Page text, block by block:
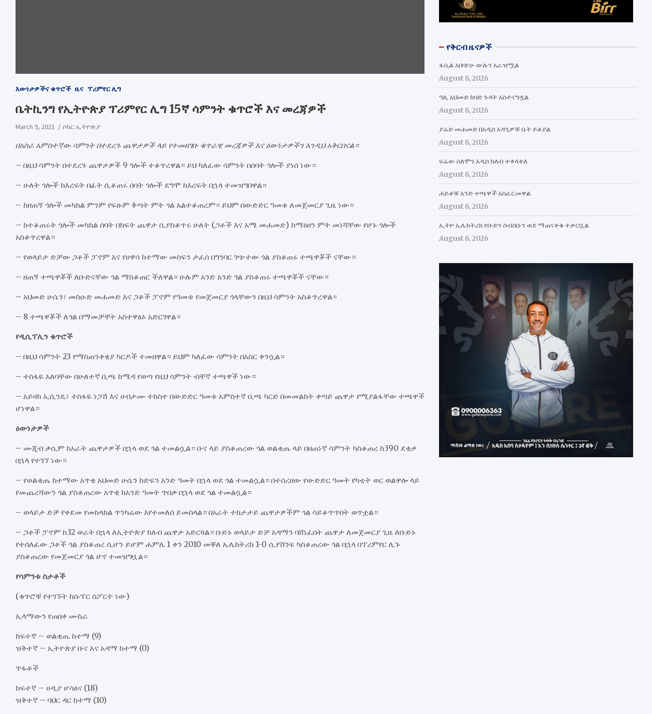
እውነታዎችና ቁጥሮች ዜና ፕሪምየር ሊግ
ቤትኪንግ የኢትዮጵያ ፕሪምየር ሊግ 15ኛ ሳምንት ቁጥሮች እና መረጃዎች
March 9, 2021 ሶከር ኢትዮጵያ
በአስራ አምስተኛው ሳምንት በተደረጉ ጨዋታዎች ላይ የተመዘገቡ ቁጥራዊ መረጃዎች እና ዕውነታዎችን እንዲህ አቅርበናል።
– በዚህ ሳምንት በተደረጉ ጨዋታዎች 9 ጎሎች ተቆጥረዋል። ይህ ካለፈው ሳምንት በሰባት ጎሎች ያነሰ ነው።
– ሁለት ጎሎች ከእረፍት በፊት ሲቆጠሩ ሰባት ጎሎች ደግሞ ከእረፍት በኋላ ተመዝግበዋል።
– ከዘጠኝ ጎሎች መካከል ምንም የፍፁም ቅጣት ምት ጎል አልተቆጠረም። ይህም በውድድር ዓመቱ ለመጀመርያ ጊዜ ነው።
– ከተቆጠሩት ጎሎች መካከል ሰባት በክፍት ጨዋታ ሲያስቆጥሩ ሁለት (ጋቶች እና አሜ መሐመድ) ከማዕዘን ምት መነሻቸው የሆኑ ጎሎች
አስቆጥረዋል።
– የወላይታ ድቻው ጋቶች ፓኖም እና የሀዋሳ ከተማው መስፍን ታፈሰ በግንባር ገጭተው ጎል ያስቆጠሩ ተጫዋቾች ናቸው።
– ዘጠኝ ተጫዋቾች ለቡድናቸው ጎል ማስቆጠር ችለዋል። ሁሉም አንድ አንድ ጎል ያስቆጠሩ ተጫዋቾች ናቸው።
– አህመድ ሁሴን፣ መስዑድ መሐመድ እና ጋቶች ፓኖም የዓመቱ የመጀመርያ ጎላቸውን በዚህ ሳምንት አስቆጥረዋል።
– 8 ተጫዋቾች ለጎል በማመቻቸት አስተዋፅኦ አድርገዋል።
የዲሲፕሊን ቁጥሮች
– በዚህ ሳምንት 23 የማስጠንቀቂያ ካርዶች ተመዘዋል። ይህም ካለፈው ሳምንት በአስር ቀንሷል።
– ተስፋዬ አለባቸው በሁለተኛ ቢጫ ከሜዳ የወጣ የዚህ ሳምንት ብቸኛ ተጫዋች ነው።
– አይዛክ ኢሲንዴ፣ ተስፋዬ ነጋሽ እና ሀብታሙ ተከስተ በውድድር ዓመቱ አምስተኛ ቢጫ ካርድ በመመልከት ቀጣይ ጨዋታ የሚያልፋቸው ተጫዋች
ሆነዋል።
ዕውነታዎች
– ሙጂብ ቃሲም ከአራት ጨዋታዎች በኋላ ወደ ጎል ተመልሷል። ቡና ላይ ያስቆጠረው ጎል ወልቂጤ ላይ በዘጠነኛ ሳምንት ካስቆጠረ ከ390 ደቂቃ
በኋላ የተገኘ ነው።
– የወልቂጤ ከተማው አጥቂ አህመድ ሁሴን ከድፍን አንድ ዓመት በኋላ ወደ ጎል ተመልሷል። በተሰረዘው የውድድር ዓመት የካቲት ወር ወልዋሎ ላይ
የመጨረሻውን ጎል ያስቆጠረው አጥቂ ከአንድ ዓመት ጥበቃ በኋላ ወደ ጎል ተመልሷል።
– ወላይታ ድቻ የቀደመ የመከላከል ጥንካሬው እየተመለሰ ይመስላል። በአራት ተከታታይ ጨዋታዎችም ጎል ሳይቆጥጥበት ወጥቷል።
– ጋቶች ፓኖም ከ32 ወራት በኋላ ለኢትዮጵያ ክለብ ጨዋታ አድርጓል። ቡድኑ ወላይታ ድቻ አዳማን ባሸነፈበት ጨዋታ ለመጀመርያ ጊዜ ለቡድኑ
የተሰለፈው ጋቶች ጎል ያስቆጠረ ሲሆን ይሆም ሐምሌ 1 ቀን 2010 መቐለ ኤሌክትሪክ 1-0 ሲያሸንፍ ካስቆጠረው ጎል በኋላ በፕሪምየር ሊጉ
ያስቆጠረው የመጀመርያ ጎል ሆኖ ተመዝግቧል።
የሳምንቱ ስታቶች
(ቁጥሮቹ የተገኙት ከሱፐር ስፖርት ነው)
ኢላማውን የጠበቀ ሙከራ
ከፍተኛ – ወልቂጤ ከተማ (9)
ዝቅተኛ – ኢትዮጵያ ቡና እና አዳማ ከተማ (0)
ጥፋቶች
ከፍተኛ – ሀዲያ ሆሳዕና (18)
ዝቅተኛ – ባህር ዳር ከተማ (10)
የቅርብ ዜናዎች
ፋሲል አበባየሁ ውሉን አራዝሟል
August 8, 2026
ዓሊ አህመድ ከባድ ጉዳት አስተናግዷል
August 8, 2026
ያሬድ መሐመድ በአዲስ አዳጊዎቹ ቤት ይቆያል
August 8, 2026
ፍሬው ሰለሞን አዲስ ክለብ ተቀላቀለ
August 8, 2026
ሐይቆቹ አንድ ተጫዋች አስፈርመዋል
August 8, 2026
ኢትዮ ኤሌክትሪክ የቡድን ስብስቡን ወደ ማጠናቀቁ ተቃርቧል
August 8, 2026